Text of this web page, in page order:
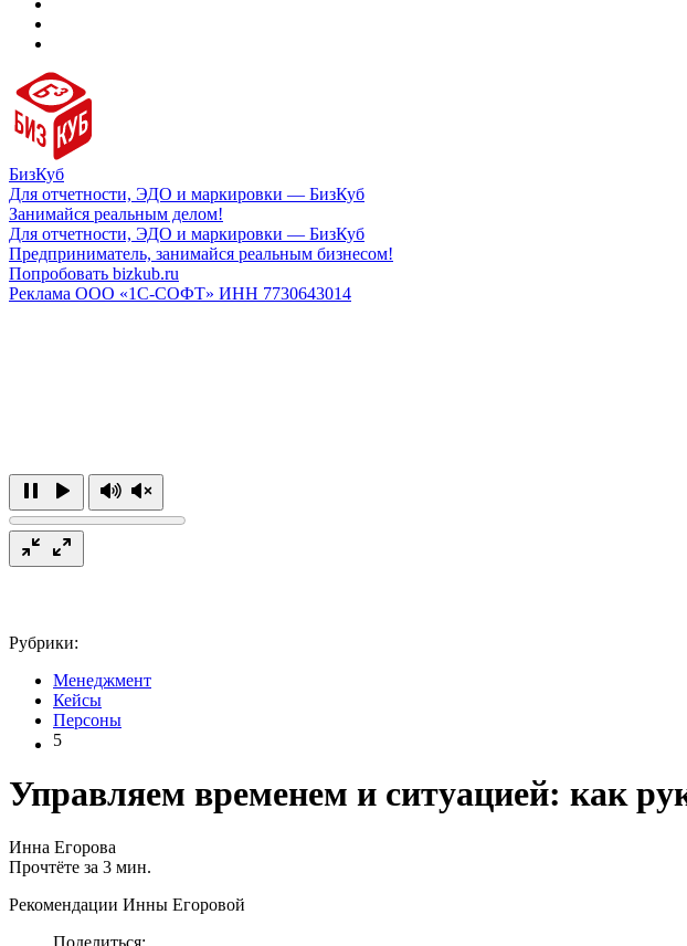
БизКуб
Для отчетности, ЭДО и маркировки — БизКуб
Занимайся реальным делом!
Для отчетности, ЭДО и маркировки — БизКуб
Предприниматель, занимайся реальным бизнесом!
Попробовать bizkub.ru
Реклама ООО «1С-СОФТ» ИНН 7730643014
Рубрики:
Менеджмент
Кейсы
Персоны
5
Управляем временем и ситуацией: как
Инна Егорова
Прочтёте за 3 мин.
Рекомендации Инны Егоровой